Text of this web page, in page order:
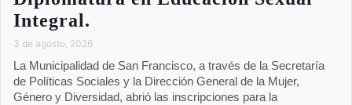
Integral.
3 de agosto, 2026
La Municipalidad de San Francisco, a través de la Secretaría
de Políticas Sociales y la Dirección General de la Mujer,
Género y Diversidad, abrió las inscripciones para la